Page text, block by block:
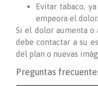
Evitar tabaco,
empeora el dolor.
Si el dolor aumenta o
debe contactar a su
del plan o nuevas
Preguntas